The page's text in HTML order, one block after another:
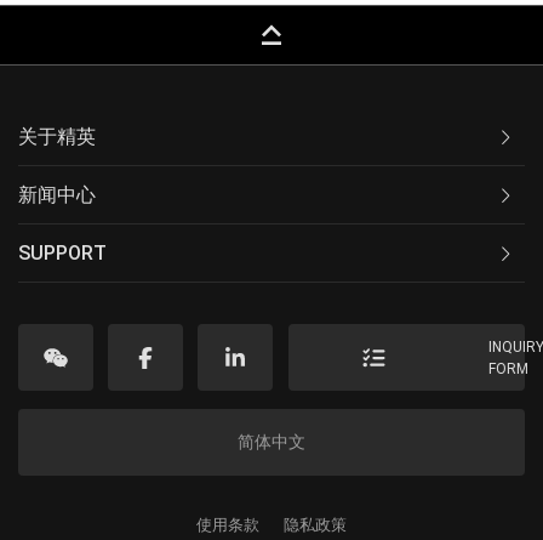
keyboard_capslock
关于精英
新闻中心
SUPPORT
FORM
简体中文
使用条款 隐私政策